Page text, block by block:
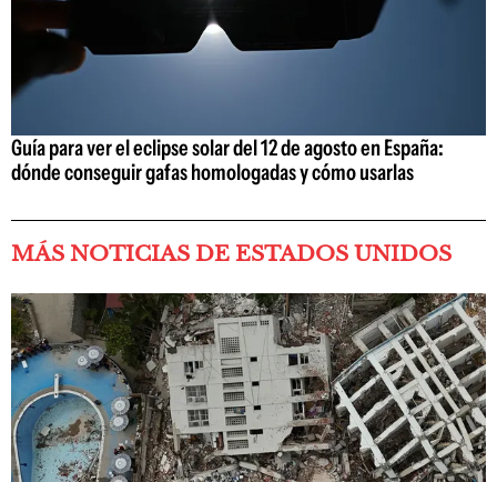
Guía para ver el eclipse solar del 12 de agosto en España:
dónde conseguir gafas homologadas y cómo usarlas
MÁS NOTICIAS DE ESTADOS UNIDOS